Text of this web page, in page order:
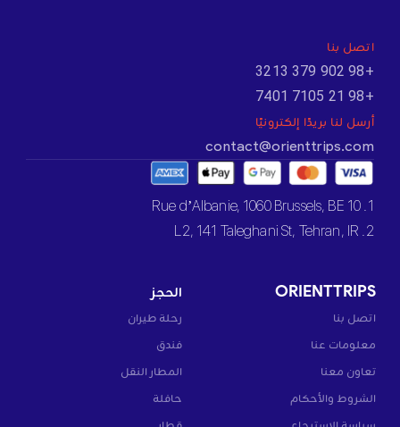
اتصل بنا
+98 902 379 3213
+98 21 7105 7401
أرسل لنا بريدًا إلكترونيًا
contact@orienttrips.com
1. 10 Rue d’Albanie, 1060 Brussels, BE
2. L2, 141 Taleghani St, Tehran, IR
ORIENTTRIPS
اتصل بنا
معلومات عنا
تعاون معنا
الشروط والأحكام
الحجز
رحلة طيران
فندق
المطار النقل
حافلة